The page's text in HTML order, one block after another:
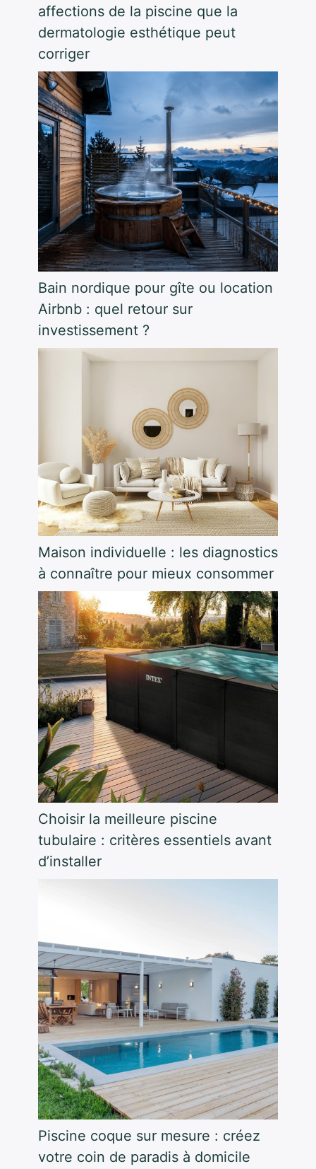
affections de la piscine que la
dermatologie esthétique peut
corriger
Bain nordique pour gîte ou location
Airbnb : quel retour sur
investissement ?
Maison individuelle : les diagnostics
à connaître pour mieux consommer
Choisir la meilleure piscine
tubulaire : critères essentiels avant
d’installer
Piscine coque sur mesure : créez
votre coin de paradis à domicile